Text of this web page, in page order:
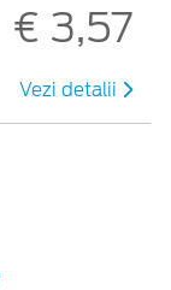
€ 3,57
Vezi detalii